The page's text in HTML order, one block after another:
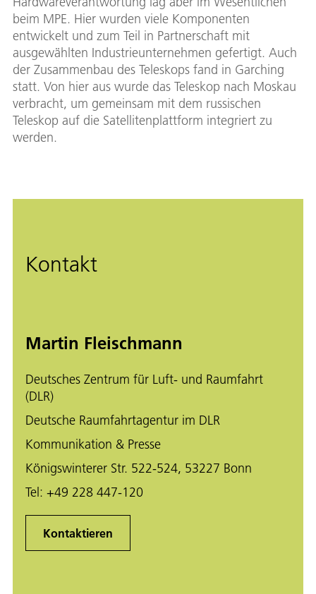
beim MPE. Hier wurden viele Komponenten
entwickelt und zum Teil in Partnerschaft mit
ausgewählten Industrieunternehmen gefertigt. Auch
der Zusammenbau des Teleskops fand in Garching
statt. Von hier aus wurde das Teleskop nach Moskau
verbracht, um gemeinsam mit dem russischen
Teleskop auf die Satellitenplattform integriert zu
werden.
Kontakt
Martin Fleischmann
Deutsches Zentrum für Luft- und Raumfahrt
(DLR)
Deutsche Raumfahrtagentur im DLR
Kommunikation & Presse
Königswinterer Str. 522-524, 53227 Bonn
Tel: +49 228 447-120
Kontaktieren